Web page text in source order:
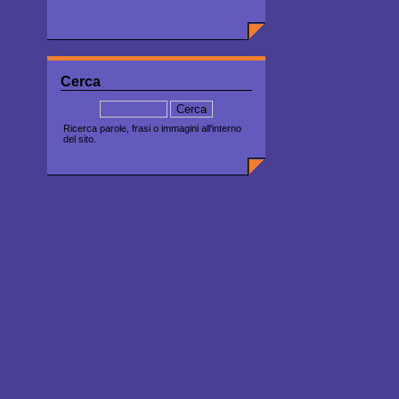
Cerca
Ricerca parole, frasi o immagini all'interno
del sito.